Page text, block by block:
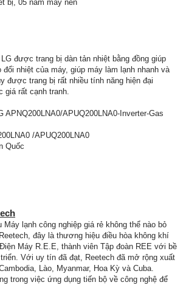
bị, 05 năm máy nén
được trang bị dàn tản nhiệt bằng đồng giúp
đổi nhiệt của máy, giúp máy làm lạnh nhanh và
được trang bị rất nhiều tính năng hiện đại
giá rất cạnh tranh.
APNQ200LNA0/APUQ200LNA0-Inverter-Gas
/APUQ200LNA0
Quốc
Máy lạnh công nghiệp giá rẻ không thể nào bỏ
đây là thương hiệu điều hòa không khí
Máy R.E.E, thành viên Tập đoàn REE với bề
Với uy tín đã đạt, Reetech đã mở rộng xuất
Lào, Myanmar, Hoa Kỳ và Cuba.
trong việc ứng dụng tiến bộ về công nghệ để